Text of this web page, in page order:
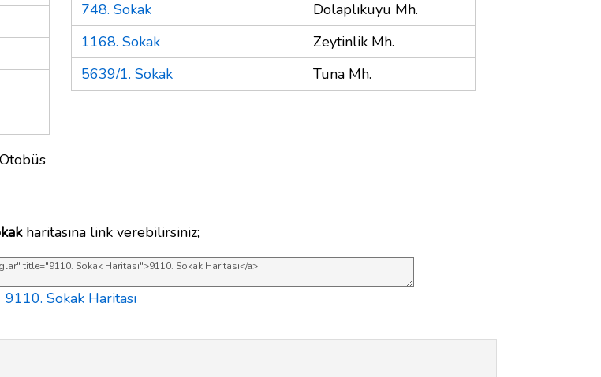
748. Sokak
Dolaplıkuyu Mh.
1168. Sokak
Zeytinlik Mh.
5639/1. Sokak
Tuna Mh.
haritasına link verebilirsiniz;
9110. Sokak Haritası